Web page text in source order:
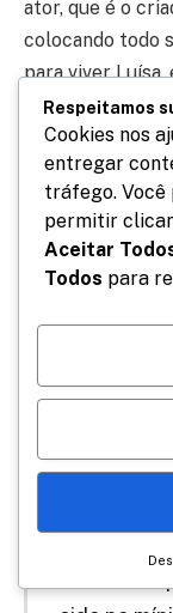
ator, que é o
colocando todo
para viver Luísa,
reveladora,
neblina”,
“O “60
meu
em um
desse
das novas
implica na
empenho
resultado
Respeitamos
Cookies nos
entregar
tráfego. Você
permitir
Aceitar
Todos para